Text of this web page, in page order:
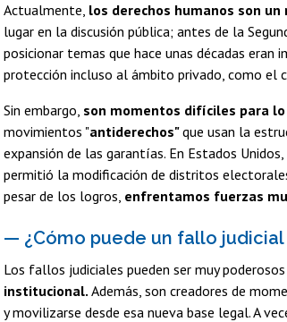
Actualmente, los derechos humanos son
lugar en la discusión pública; antes de la
posicionar temas que hace unas décadas eran
protección incluso al ámbito privado, como el
Sin embargo, son momentos difíciles para
movimientos "antiderechos"que usan la
expansión de las garantías. En Estados
permitió la modificación de distritos
pesar de los logros, enfrentamos fuerzas
— ¿Cómo puede un fallo
Los fallos judiciales pueden ser muy
institucional. Además, son creadores de
y movilizarse desde esa nueva base legal. A